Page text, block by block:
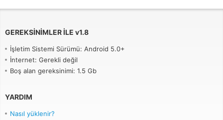
GEREKSINIMLER ILE v1.8
İşletim Sistemi Sürümü: Android 5.0+
İnternet: Gerekli değil
Boş alan gereksinimi: 1.5 Gb
YARDIM
Nasıl yüklenir?